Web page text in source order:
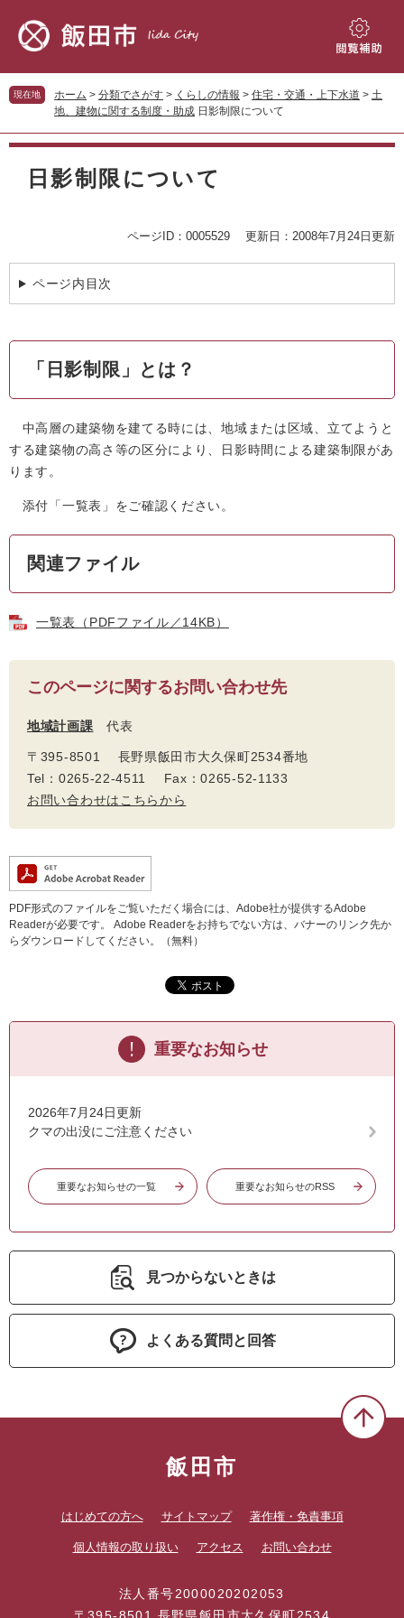
先
頭
す。
を
飛
し
閲
補
現在地 ホーム > 分類でさがす > くらしの情報 > 住宅・交通・上下水道 > 土
地、建物に関する制度・助成 日影制限について
本
日影制限について
ページID：0005529 更新日：2008年7月24日更新
ページ内目次
「日影制限」とは？
中高層の建築物を建てる時には、地域または区域、立てようと
する建築物の高さ等の区分により、日影時間による建築制限があ
ります。
添付「一覧表」をご確認ください。
関連ファイル
一覧表（PDFファイル／14KB）
このページに関するお問い合わせ先
地域計画課 代表
〒395-8501 長野県飯田市大久保町2534番地
Tel：0265-22-4511 Fax：0265-52-1133
お問い合わせはこちらから
PDF形式のファイルをご覧いただく場合には、Adobe社が提供するAdobe
Readerが必要です。
Adobe Readerをお持ちでない方は、バナーのリンク先か
らダウンロードしてください。（無料）
重要なお知らせ
2026年7月24日更新
クマの出没にご注意ください
重要なお知らせの一覧 重要なお知らせのRSS
見つからないときは
よくある質問と回答
飯田市
はじめての方へ サイトマップ 著作権・免責事項
個人情報の取り扱い アクセス お問い合わせ
法人番号2000020202053